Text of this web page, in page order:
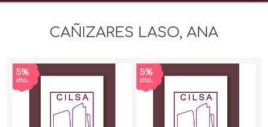
INICIAR SESIÓN
CAÑIZARES LASO, ANA